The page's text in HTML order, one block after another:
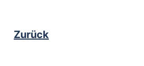
Zurück